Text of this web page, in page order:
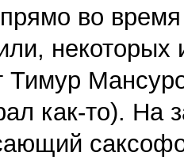
во
некоторых
Тимур
как-то). На